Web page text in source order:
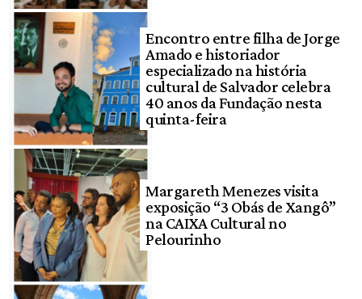
Encontro entre filha de Jorge
Amado e historiador
especializado na história
cultural de Salvador celebra
40 anos da Fundação nesta
quinta-feira
Margareth Menezes visita
exposição “3 Obás de Xangô”
na CAIXA Cultural no
Pelourinho